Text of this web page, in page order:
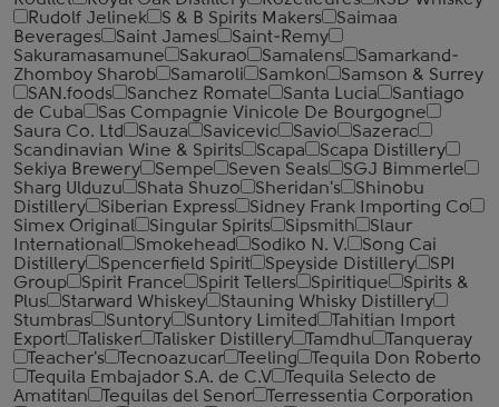
Rudolf Jelinek
S & B Spirits Makers
Saimaa
Beverages
Saint James
Saint-Remy
Sakuramasamune
Sakurao Samalens
Samarkand-
Zhomboy Sharob
Samaroli Samkon
Samson & Surrey
SAN.foods
Sanchez Romate Santa Lucia
Santiago
de Cuba
Sas Compagnie Vinicole De Bourgogne
Saura Co. Ltd
Sauza Savicevic Savio
Sazerac
Scandinavian Wine & Spirits
Scapa
Scapa Distillery
Sekiya Brewery
Sempe Seven Seals
SGJ Bimmerle
Sharg Ulduzu
Shata Shuzo Sheridan's
Shinobu
Distillery
Siberian Express
Sidney Frank Importing Co
Simex Original
Singular Spirits Sipsmith
Slaur
International
Smokehead Sodiko N. V.
Song Cai
Distillery
Spencerfield Spirit Speyside Distillery
SPI
Group
Spirit France Spirit Tellers Spiritique
Spirits &
Plus
Starward Whiskey
Stauning Whisky Distillery
Stumbras
Suntory Suntory Limited
Tahitian Import
Export
Talisker Talisker Distillery Tamdhu
Tanqueray
Teacher's
Tecnoazucar Teeling
Tequila Don Roberto
Tequila Embajador S.A. de C.V
Tequila Selecto de
Amatitan
Tequilas del Senor
Terressentia Corporation